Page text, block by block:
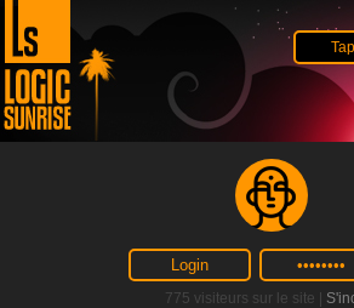
775 visiteurs sur le site |